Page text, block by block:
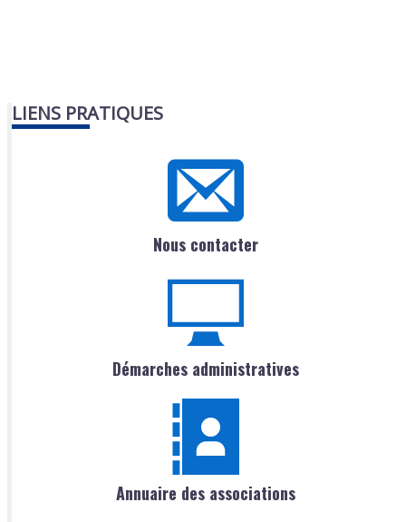
LIENS PRATIQUES
Nous contacter
Démarches administratives
Annuaire des associations